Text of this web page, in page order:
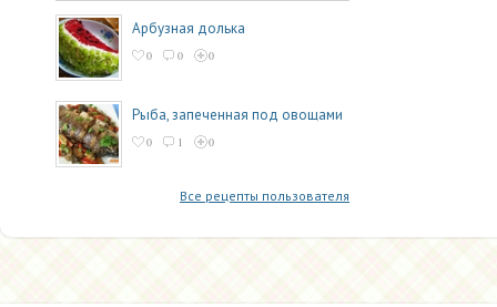
Арбузная долька
0 0 0
Рыба, запеченная под овощами
0 1 0
Все рецепты пользователя